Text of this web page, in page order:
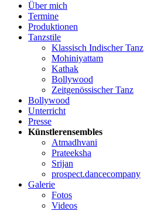
Über mich
Termine
Produktionen
Tanzstile
Klassisch Indischer Tanz
Mohiniyattam
Kathak
Bollywood
Zeitgenössischer Tanz
Bollywood
Unterricht
Presse
Künstlerensembles
Atmadhvani
Prateeksha
Srijan
prospect.dancecompany
Galerie
Fotos
Videos